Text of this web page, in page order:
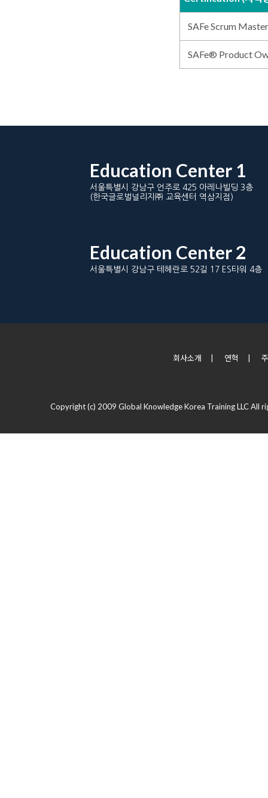
SAFe Scrum
SAFe® Product
Education Center 1
서울특별시 강남구 언주로 425 아레나빌딩 3층
(한국글로벌널리지㈜ 교육센터 역삼지점)
Education Center 2
서울특별시 강남구 테헤란로 52길 17 ES타워 4층
회사소개 연혁
Copyright (c) 2009 Global Knowledge Korea Training LLC All